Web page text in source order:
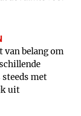
van belang om
met
uit